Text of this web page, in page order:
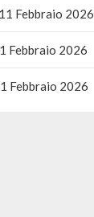
11 Febbraio 2026
Febbraio 2026
Febbraio 2026